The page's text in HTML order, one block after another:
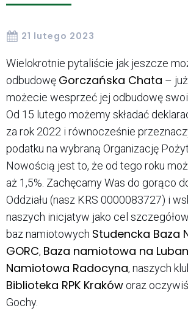
21 lutego 2023
Wielokrotnie pytaliście jak jeszcze
odbudowę Gorczańska Chata –
możecie wesprzeć jej odbudowę
Od 15 lutego możemy składać
za rok 2022 i równocześnie
podatku na wybraną Organizację
Nowością jest to, że od tego roku
aż 1,5%. Zachęcamy Was do gorąco
Oddziału (nasz KRS 0000083727) i
naszych inicjatyw jako cel
baz namiotowych Studencka Baza
GORC, Baza namiotowa na
Namiotowa Radocyna, naszych
Biblioteka RPK Kraków oraz
Gochy.